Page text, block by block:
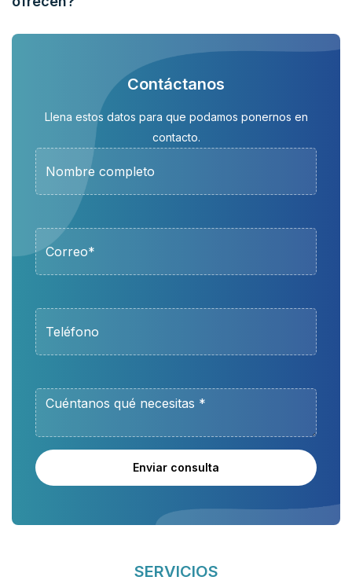
Contáctanos
Llena estos datos para que podamos ponernos en
contacto.
Enviar consulta
SERVICIOS